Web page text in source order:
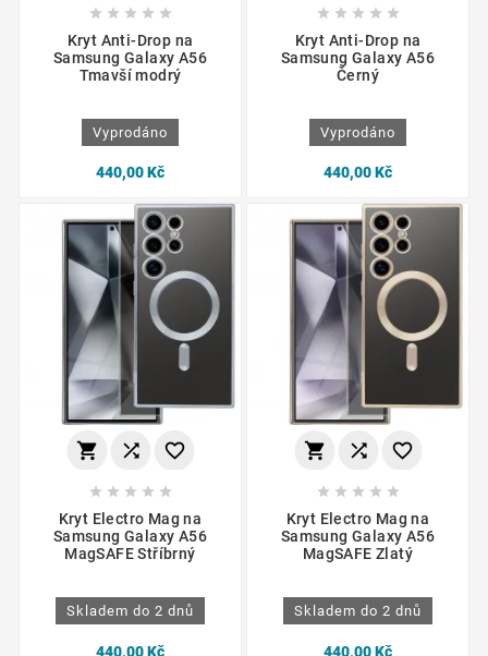
    
Kryt Anti-Drop na
Samsung Galaxy A56
Tmavší modrý
Vyprodáno
440,00 Kč
    
Kryt Anti-Drop na
Samsung Galaxy A56
Černý
Vyprodáno
440,00 Kč
  
    
Kryt Electro Mag na
Samsung Galaxy A56
MagSAFE Stříbrný
Skladem do 2 dnů
440,00 Kč
  
    
Kryt Electro Mag na
Samsung Galaxy A56
MagSAFE Zlatý
Skladem do 2 dnů
440,00 Kč